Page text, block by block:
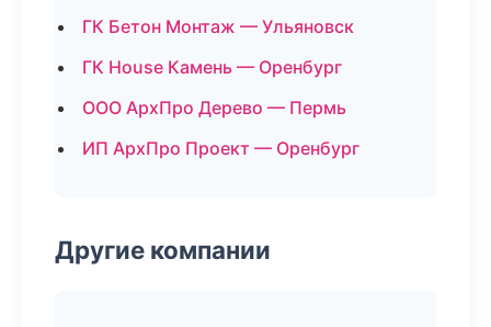
ГК Бетон Монтаж — Ульяновск
ГК House Камень — Оренбург
ООО АрхПро Дерево — Пермь
ИП АрхПро Проект — Оренбург
Другие компании